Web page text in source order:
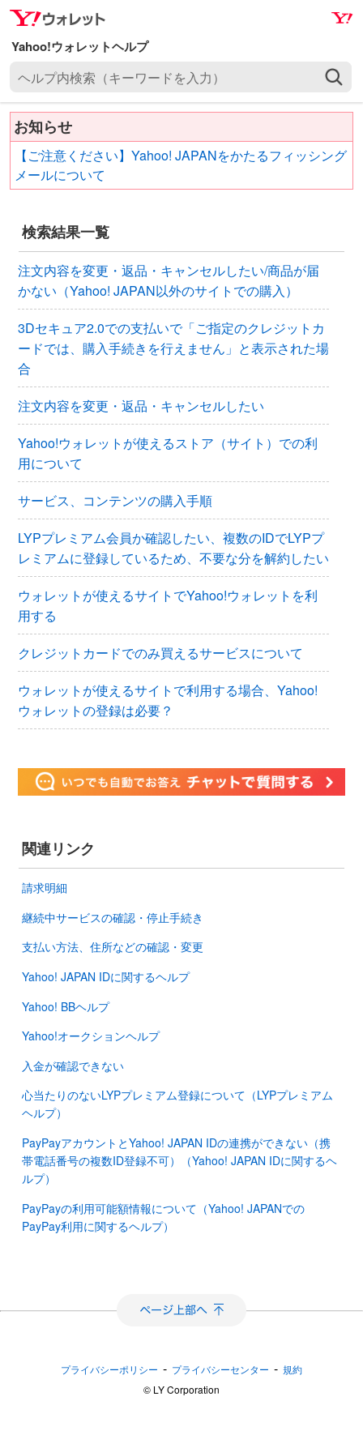
ナ
ビ
ゲ
ー
ョ
ン
ス
キ
プ
メ
イ
ン
コ
テ
ン
へ
ス
ッ
プ
プ
内
検
（
ー
ド
を
入
）
お知らせ
【ご注意ください】Yahoo! JAPANをかたるフィッシング
メールについて
検索結果一覧
注文内容を変更・返品・キャンセルしたい/商品が届
かない（Yahoo! JAPAN以外のサイトでの購入）
3Dセキュア2.0での支払いで「ご指定のクレジットカ
ードでは、購入手続きを行えません」と表示された場
合
注文内容を変更・返品・キャンセルしたい
Yahoo!ウォレットが使えるストア（サイト）での利
用について
サービス、コンテンツの購入手順
LYPプレミアム会員か確認したい、複数のIDでLYPプ
レミアムに登録しているため、不要な分を解約したい
ウォレットが使えるサイトでYahoo!ウォレットを利
用する
クレジットカードでのみ買えるサービスについて
ウォレットが使えるサイトで利用する場合、Yahoo!
ウォレットの登録は必要？
関連リンク
請求明細
継続中サービスの確認・停止手続き
支払い方法、住所などの確認・変更
Yahoo! JAPAN IDに関するヘルプ
Yahoo! BBヘルプ
Yahoo!オークションヘルプ
入金が確認できない
心当たりのないLYPプレミアム登録について（LYPプレミアム
ヘルプ）
PayPayアカウントとYahoo! JAPAN IDの連携ができない（携
帯電話番号の複数ID登録不可）（Yahoo! JAPAN IDに関するヘ
ルプ）
PayPayの利用可能額情報について（Yahoo! JAPANでの
PayPay利用に関するヘルプ）
プライバシーポリシー - プライバシーセンター - 規約
©︎ LY Corporation